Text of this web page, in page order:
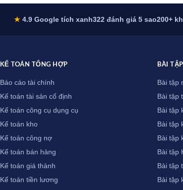
★4.9 Google tích xanh322 đánh giá 5 sao200+
KẾ TOÁN TỔNG HỢP
Báo cáo tài chính
Kế toán tài sản cố định
Kế toán công cụ dụng cụ
Kế toán kho
Kế toán công nợ
Kế toán bán hàng
Kế toán giá thành
Kế toán tiền lương
BÀI
Bài tập
Bài tập
Bài tập
Bài tập
Bài tập
Bài tập
Bài tập
Bài tập